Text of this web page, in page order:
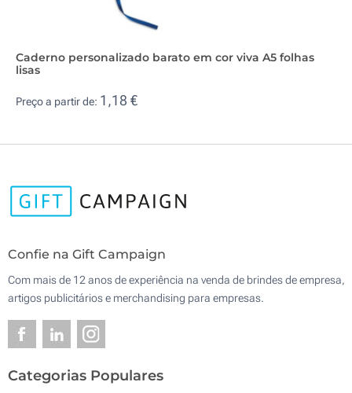
Caderno personalizado barato em cor viva A5 folhas
lisas
Preço a partir de: 1,18 €
Confie na Gift Campaign
Com mais de 12 anos de experiência na venda de brindes de empresa,
artigos publicitários e merchandising para empresas.
Categorias Populares